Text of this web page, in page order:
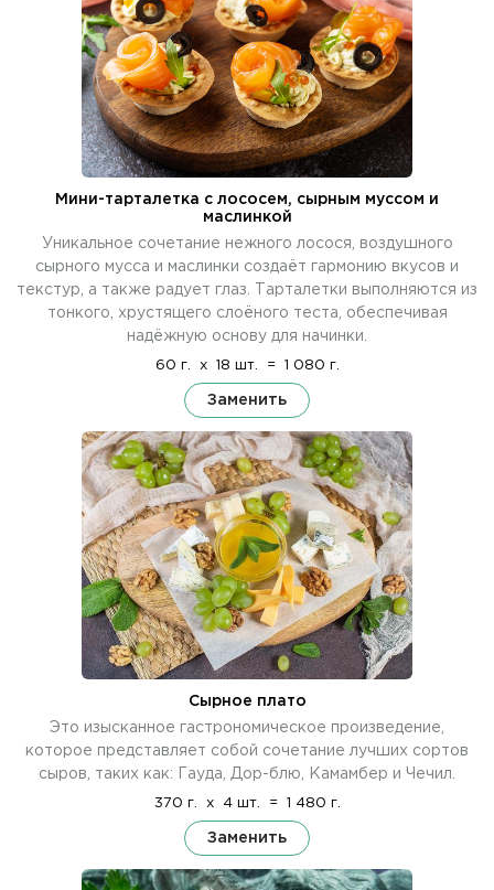
Мини-тарталетка с лососем, сырным муссом и
маслинкой
Уникальное сочетание нежного лосося, воздушного
сырного мусса и маслинки создаёт гармонию вкусов и
текстур, а также радует глаз. Тарталетки выполняются из
тонкого, хрустящего слоёного теста, обеспечивая
надёжную основу для начинки.
60 г. x 18 шт. = 1 080 г.
Заменить
Сырное плато
Это изысканное гастрономическое произведение,
которое представляет собой сочетание лучших сортов
сыров, таких как: Гауда, Дор-блю, Камамбер и Чечил.
370 г. x 4 шт. = 1 480 г.
Заменить